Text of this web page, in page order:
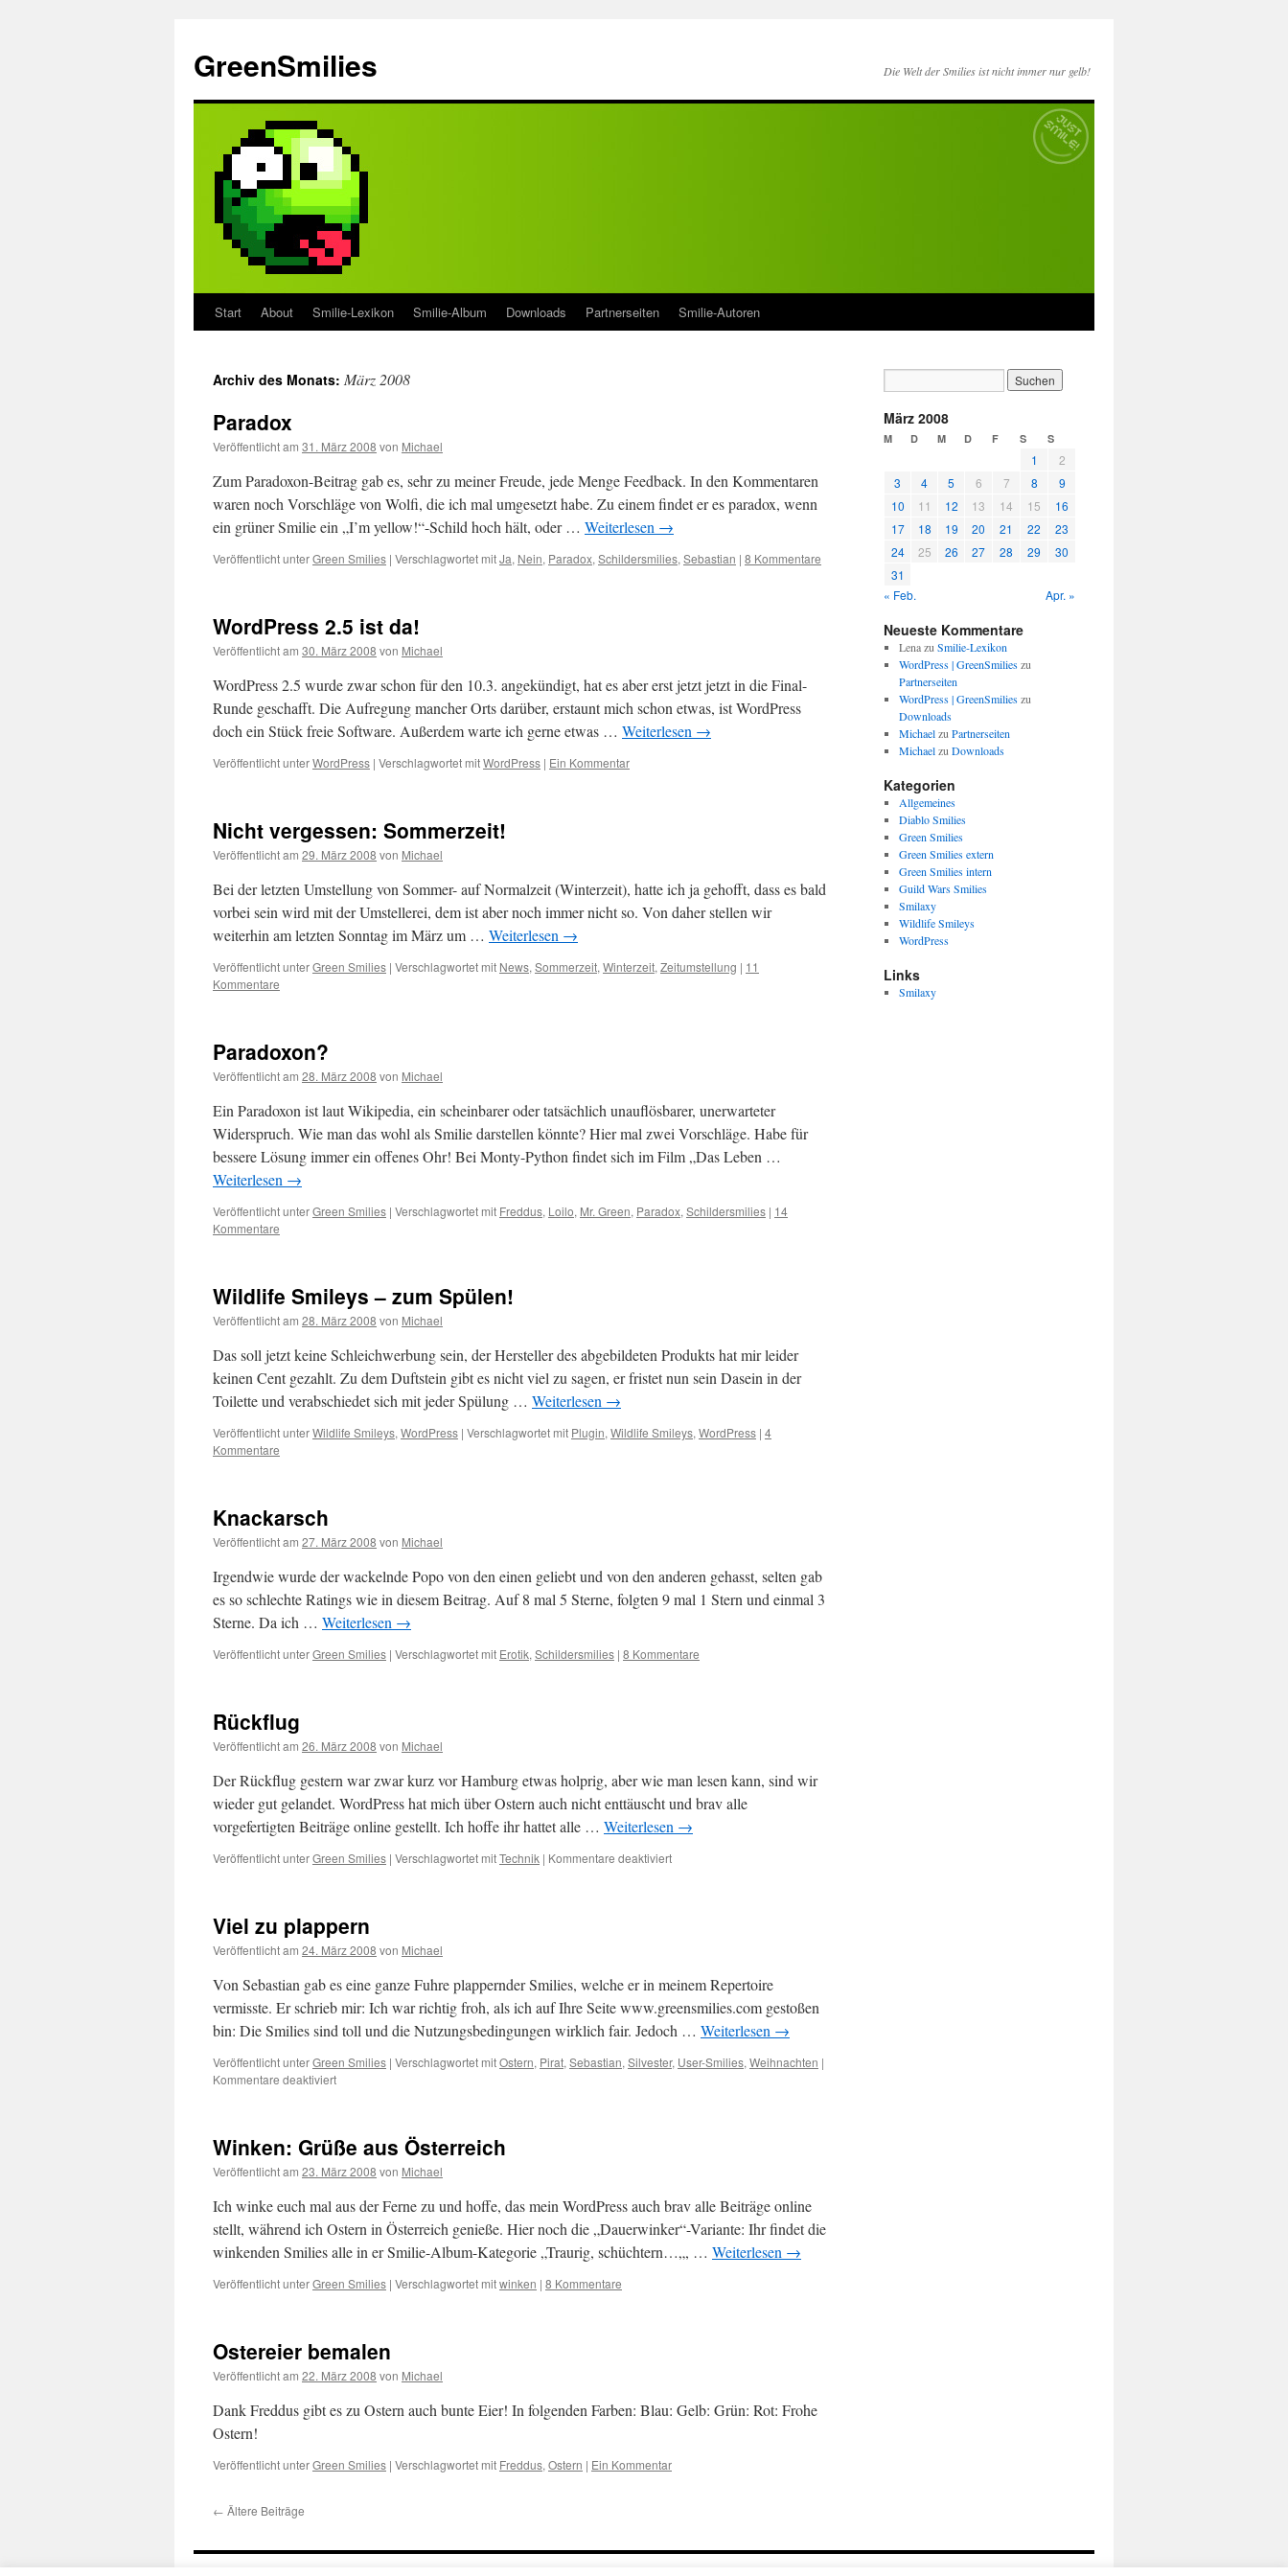
springen
GreenSmilies Die Welt der Smilies ist nicht immer nur gelb!
Start About Smilie-Lexikon Smilie-Album Downloads Partnerseiten Smilie-Autoren
Archiv des Monats: März 2008
Paradox
Veröffentlicht am 31. März 2008 von Michael
Zum Paradoxon-Beitrag gab es, sehr zu meiner Freude, jede Menge Feedback. In den Kommentaren
waren noch Vorschläge von Wolfi, die ich mal umgesetzt habe. Zu einem findet er es paradox, wenn
ein grüner Smilie ein „I’m yellow!“-Schild hoch hält, oder … Weiterlesen →
Veröffentlicht unterGreen Smilies | Verschlagwortet mitJa, Nein, Paradox, Schildersmilies, Sebastian | 8 Kommentare
WordPress 2.5 ist da!
Veröffentlicht am 30. März 2008 von Michael
WordPress 2.5 wurde zwar schon für den 10.3. angekündigt, hat es aber erst jetzt jetzt in die Final-
Runde geschafft. Die Aufregung mancher Orts darüber, erstaunt mich schon etwas, ist WordPress
doch ein Stück freie Software. Außerdem warte ich gerne etwas … Weiterlesen →
Veröffentlicht unterWordPress | Verschlagwortet mitWordPress | Ein Kommentar
Nicht vergessen: Sommerzeit!
Veröffentlicht am 29. März 2008 von Michael
Bei der letzten Umstellung von Sommer- auf Normalzeit (Winterzeit), hatte ich ja gehofft, dass es bald
vorbei sein wird mit der Umstellerei, dem ist aber noch immer nicht so. Von daher stellen wir
weiterhin am letzten Sonntag im März um … Weiterlesen →
Veröffentlicht unterGreen Smilies | Verschlagwortet mit News, Sommerzeit, Winterzeit, Zeitumstellung | 11
Kommentare
Paradoxon?
Veröffentlicht am 28. März 2008 von Michael
Ein Paradoxon ist laut Wikipedia, ein scheinbarer oder tatsächlich unauflösbarer, unerwarteter
Widerspruch. Wie man das wohl als Smilie darstellen könnte? Hier mal zwei Vorschläge. Habe für
bessere Lösung immer ein offenes Ohr! Bei Monty-Python findet sich im Film „Das Leben …
Weiterlesen →
Veröffentlicht unterGreen Smilies | Verschlagwortet mit Freddus, Loilo, Mr. Green, Paradox, Schildersmilies | 14
Kommentare
Wildlife Smileys – zum Spülen!
Veröffentlicht am 28. März 2008 von Michael
Das soll jetzt keine Schleichwerbung sein, der Hersteller des abgebildeten Produkts hat mir leider
keinen Cent gezahlt. Zu dem Duftstein gibt es nicht viel zu sagen, er fristet nun sein Dasein in der
Toilette und verabschiedet sich mit jeder Spülung … Weiterlesen →
Veröffentlicht unterWildlife Smileys, WordPress | Verschlagwortet mit Plugin, Wildlife Smileys, WordPress | 4
Kommentare
Knackarsch
Veröffentlicht am 27. März 2008 von Michael
Irgendwie wurde der wackelnde Popo von den einen geliebt und von den anderen gehasst, selten gab
es so schlechte Ratings wie in diesem Beitrag. Auf 8 mal 5 Sterne, folgten 9 mal 1 Stern und einmal 3
Sterne. Da ich … Weiterlesen →
Veröffentlicht unterGreen Smilies | Verschlagwortet mit Erotik, Schildersmilies | 8 Kommentare
Rückflug
Veröffentlicht am 26. März 2008 von Michael
Der Rückflug gestern war zwar kurz vor Hamburg etwas holprig, aber wie man lesen kann, sind wir
wieder gut gelandet. WordPress hat mich über Ostern auch nicht enttäuscht und brav alle
vorgefertigten Beiträge online gestellt. Ich hoffe ihr hattet alle … Weiterlesen →
Veröffentlicht unterGreen Smilies | Verschlagwortet mitTechnik | Kommentare deaktiviertfür
Viel zu plappern
Veröffentlicht am 24. März 2008 von Michael
Von Sebastian gab es eine ganze Fuhre plappernder Smilies, welche er in meinem Repertoire
vermisste. Er schrieb mir: Ich war richtig froh, als ich auf Ihre Seite www.greensmilies.com gestoßen
bin: Die Smilies sind toll und die Nutzungsbedingungen wirklich fair. Jedoch … Weiterlesen →
Veröffentlicht unterGreen Smilies | Verschlagwortet mitOstern, Pirat, Sebastian, Silvester, User-Smilies, Weihnachten |
Kommentare deaktiviertfür
Winken: Grüße aus Österreich
Veröffentlicht am 23. März 2008 von Michael
Ich winke euch mal aus der Ferne zu und hoffe, das mein WordPress auch brav alle Beiträge online
stellt, während ich Ostern in Österreich genieße. Hier noch die „Dauerwinker“-Variante: Ihr findet die
winkenden Smilies alle in er Smilie-Album-Kategorie „Traurig, schüchtern…„, … Weiterlesen →
Veröffentlicht unterGreen Smilies | Verschlagwortet mitwinken | 8 Kommentare
Ostereier bemalen
Veröffentlicht am 22. März 2008 von Michael
Dank Freddus gibt es zu Ostern auch bunte Eier! In folgenden Farben: Blau: Gelb: Grün: Rot: Frohe
Ostern!
Veröffentlicht unterGreen Smilies | Verschlagwortet mit Freddus, Ostern | Ein Kommentar
← Ältere Beiträge
März 2008
M D M D F S S
1
2
3
4 5 6 7 8
9
10
11 12 13 14 15
16
17
18 19 20 21 22
23
24
25 26 27 28 29
30
31
« Feb.
Apr. »
Neueste Kommentare
Lenazu Smilie-Lexikon
WordPress | GreenSmilieszu
Partnerseiten
WordPress | GreenSmilieszu
Downloads
Michaelzu Partnerseiten
Michaelzu Downloads
Kategorien
Allgemeines
Diablo Smilies
Green Smilies
Green Smilies extern
Green Smilies intern
Guild Wars Smilies
Smilaxy
Wildlife Smileys
WordPress
Links
Smilaxy